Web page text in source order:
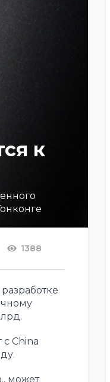
к
1388
China
может